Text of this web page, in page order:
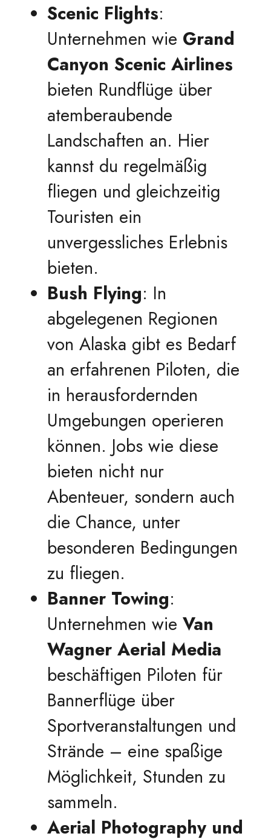
Scenic Flights:
Unternehmen wie Grand
Canyon Scenic Airlines
bieten Rundflüge über
atemberaubende
Landschaften an. Hier
kannst du regelmäßig
fliegen und gleichzeitig
Touristen ein
unvergessliches Erlebnis
bieten.
Bush Flying: In
abgelegenen Regionen
von Alaska gibt es Bedarf
an erfahrenen Piloten, die
in herausfordernden
Umgebungen operieren
können. Jobs wie diese
bieten nicht nur
Abenteuer, sondern auch
die Chance, unter
besonderen Bedingungen
zu fliegen.
Banner Towing:
Unternehmen wie Van
Wagner Aerial Media
beschäftigen Piloten für
Bannerflüge über
Sportveranstaltungen und
Strände – eine spaßige
Möglichkeit, Stunden zu
sammeln.
Aerial Photography und